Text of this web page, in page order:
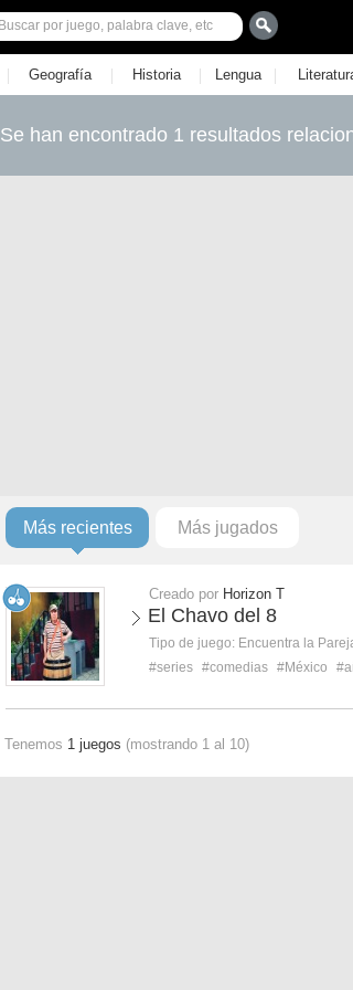
| Geografía | Historia | Lengua |
Se han encontrado 1 resultados
Más recientes Más jugados
Creado por Horizon T
El Chavo del 8
Tipo de juego: Encuentra la
#series #comedias #México
Tenemos 1 juegos (mostrando 1 al 10)